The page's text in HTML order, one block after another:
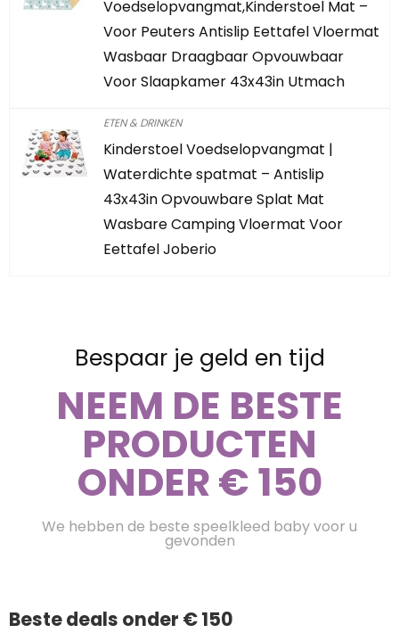
Voedselopvangmat,Kinderstoel Mat –
Voor Peuters Antislip Eettafel Vloermat
Wasbaar Draagbaar Opvouwbaar
Voor Slaapkamer 43x43in Utmach
ETEN & DRINKEN
Kinderstoel Voedselopvangmat |
Waterdichte spatmat – Antislip
43x43in Opvouwbare Splat Mat
Wasbare Camping Vloermat Voor
Eettafel Joberio
Bespaar je geld en tijd
NEEM DE BESTE
PRODUCTEN
ONDER € 150
We hebben de beste speelkleed baby voor u
gevonden
Beste deals onder € 150